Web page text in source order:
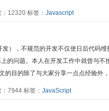
12320 标签： Javascript
），不规范的开发不仅使日后代码
的问题。本人在开发工作中就曾与
的目的除了与大家分享一点点经验外
7944 标签： JavaScript